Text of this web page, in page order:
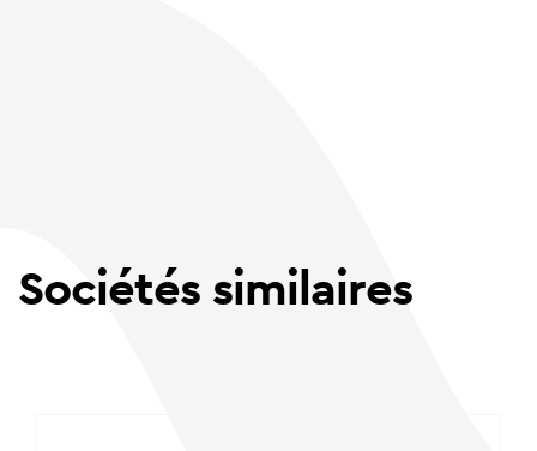
Sociétés similaires